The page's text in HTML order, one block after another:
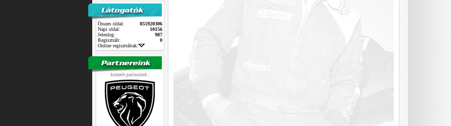
Összes oldal:
855920306
Napi oldal:
10156
Jelenleg:
987
Regisztrált:
0
Online regisztráltak:
kiemelt partnerünk :